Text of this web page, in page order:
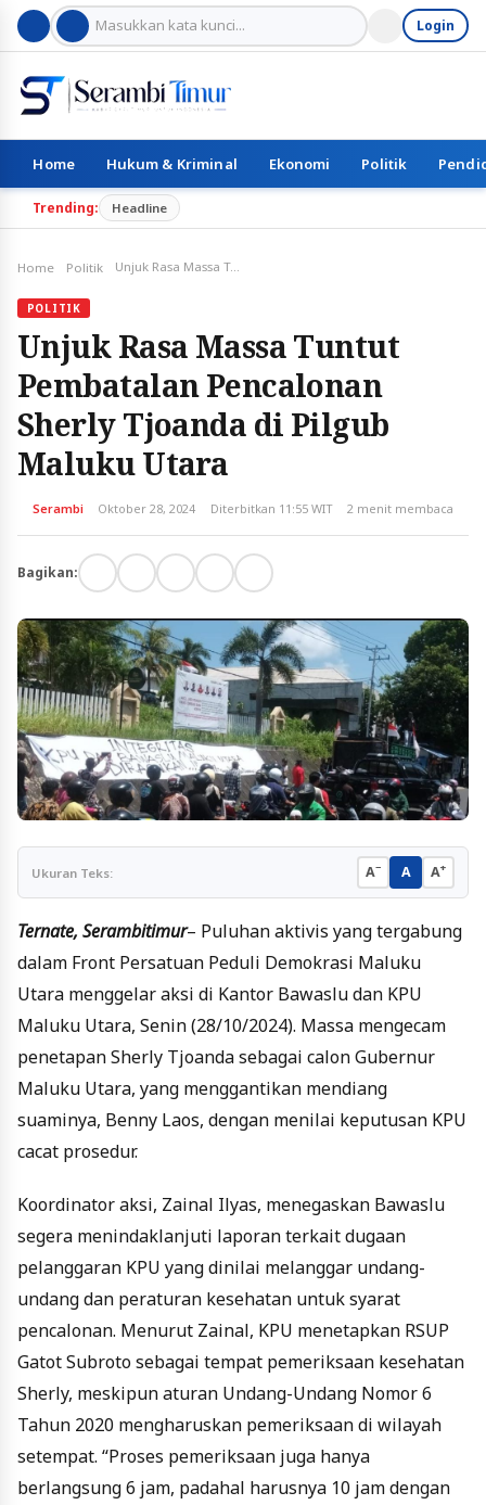
Login
Home Hukum & Kriminal Ekonomi Politik
Trending: Headline
Home Politik Unjuk Rasa Massa Tuntut Pembatalan Pencalonan Sherly Tjoanda di Pilgub Maluku Utara
POLITIK
Unjuk Rasa Massa Tuntut
Pembatalan Pencalonan
Sherly Tjoanda di Pilgub
Maluku Utara
Serambi Oktober 28, 2024 Diterbitkan 11:55 WIT 2 menit membaca
Bagikan:
Ukuran Teks: A− A A+
Ternate, Serambitimur– Puluhan aktivis yang tergabung
dalam Front Persatuan Peduli Demokrasi Maluku
Utara menggelar aksi di Kantor Bawaslu dan KPU
Maluku Utara, Senin (28/10/2024). Massa mengecam
penetapan Sherly Tjoanda sebagai calon Gubernur
Maluku Utara, yang menggantikan mendiang
suaminya, Benny Laos, dengan menilai keputusan KPU
cacat prosedur.
Koordinator aksi, Zainal Ilyas, menegaskan Bawaslu
segera menindaklanjuti laporan terkait dugaan
pelanggaran KPU yang dinilai melanggar undang-
undang dan peraturan kesehatan untuk syarat
pencalonan. Menurut Zainal, KPU menetapkan RSUP
Gatot Subroto sebagai tempat pemeriksaan kesehatan
Sherly, meskipun aturan Undang-Undang Nomor 6
Tahun 2020 mengharuskan pemeriksaan di wilayah
setempat. “Proses pemeriksaan juga hanya
berlangsung 6 jam, padahal harusnya 10 jam dengan